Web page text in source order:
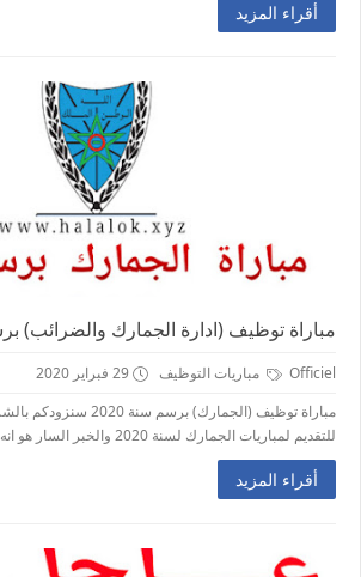
أقراء المزيد
مباراة توظيف (ادارة الجمارك والضرائب) برسم
Officiel مباريات التوظيف
29 فبراير 2020
مباراة توظيف (الجمارك) برسم
للتقديم لمباريات الجمارك لسنة 2020 والخبر السار هو انه بإمكانك...
أقراء المزيد